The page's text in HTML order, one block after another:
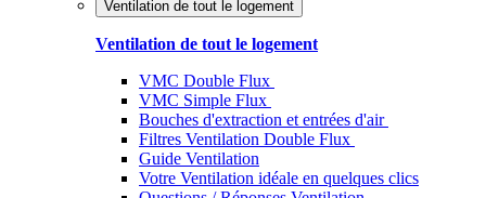
Ventilation de tout le logement
Ventilation de tout le logement
VMC Double Flux
VMC Simple Flux
Bouches d'extraction et entrées d'air
Filtres Ventilation Double Flux
Guide Ventilation
Votre Ventilation idéale en quelques clics